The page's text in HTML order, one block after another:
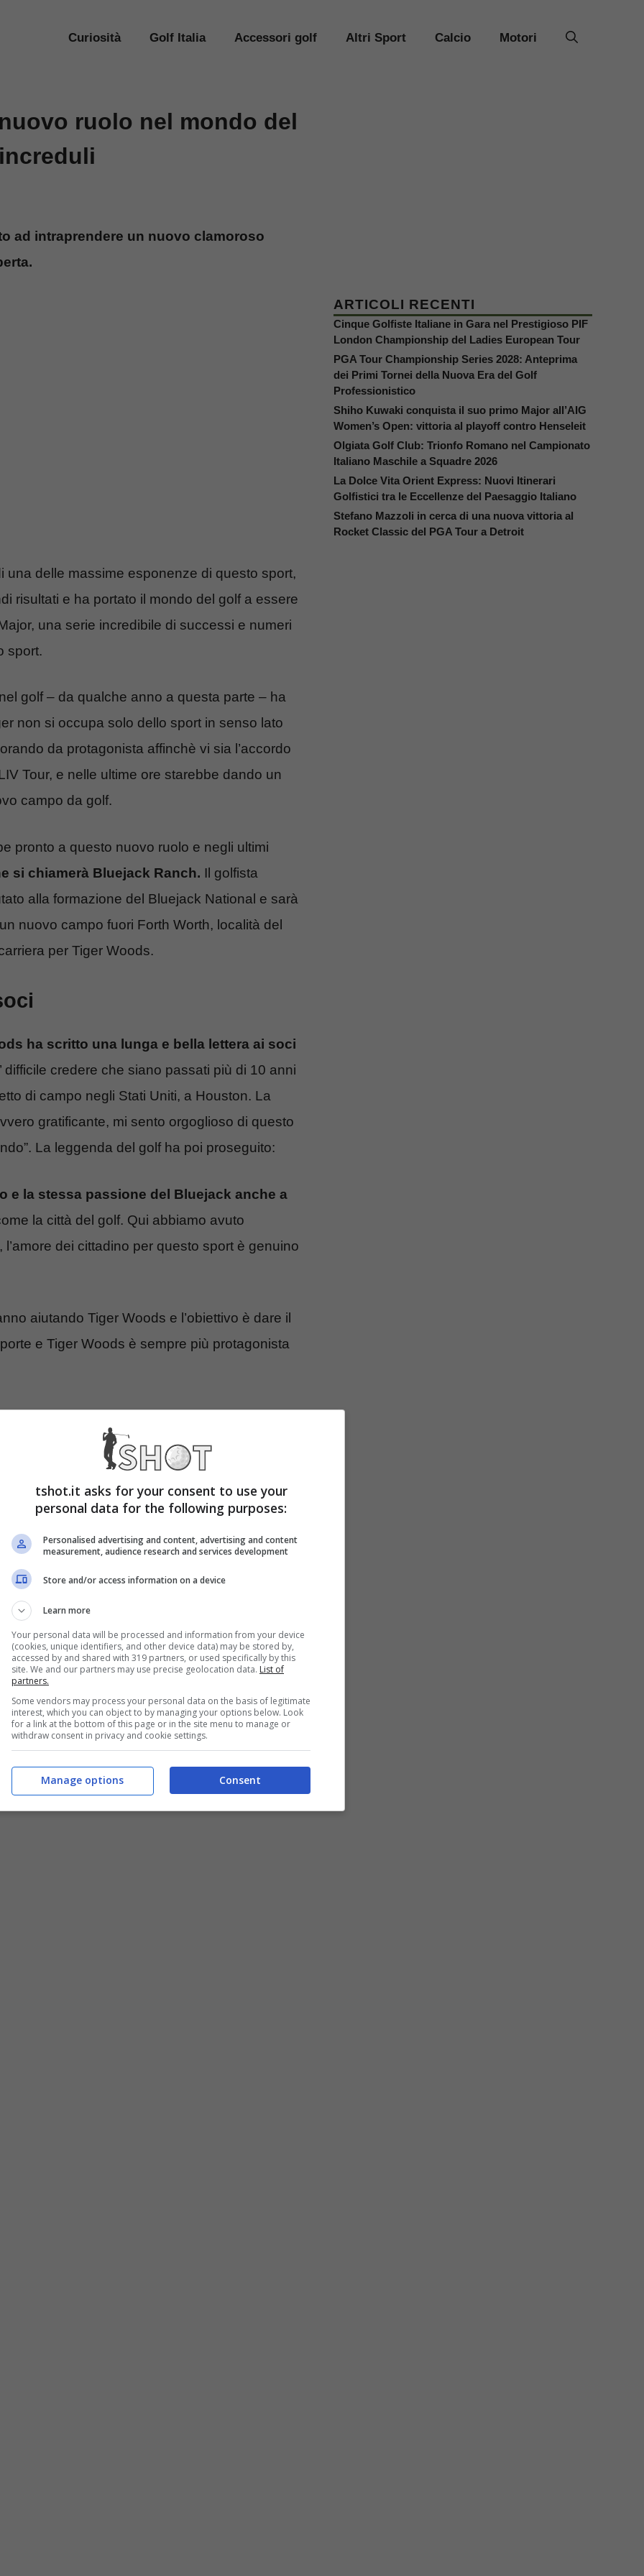
Curiosità Golf Italia Accessori golf Altri Sport Calcio Motori
ruolo nel mondo del
ad intraprendere un nuovo clamoroso
una delle massime esponenze di questo sport,
risultati e ha portato il mondo del golf a essere
una serie incredibile di successi e numeri
sport.
golf – da qualche anno a questa parte – ha
non si occupa solo dello sport in senso lato
da protagonista affinchè vi sia l’accordo
Tour, e nelle ultime ore starebbe dando un
campo da golf.
pronto a questo nuovo ruolo e negli ultimi
si chiamerà Bluejack Ranch. Il golfista
alla formazione del Bluejack National e sarà
nuovo campo fuori Forth Worth, località del
per Tiger Woods.
ha scritto una lunga e bella lettera ai soci
difficile credere che siano passati più di 10 anni
di campo negli Stati Uniti, a Houston. La
gratificante, mi sento orgoglioso di questo
La leggenda del golf ha poi proseguito:
e la stessa passione del Bluejack anche a
la città del golf. Qui abbiamo avuto
dei cittadino per questo sport è genuino
aiutando Tiger Woods e l’obiettivo è dare il
e Tiger Woods è sempre più protagonista
ARTICOLI RECENTI
Cinque Golfiste Italiane in Gara nel Prestigioso PIF
London Championship del Ladies European Tour
PGA Tour Championship Series 2028: Anteprima
dei Primi Tornei della Nuova Era del Golf
Professionistico
Shiho Kuwaki conquista il suo primo Major all’AIG
Women’s Open: vittoria al playoff contro Henseleit
Olgiata Golf Club: Trionfo Romano nel Campionato
Italiano Maschile a Squadre 2026
La Dolce Vita Orient Express: Nuovi Itinerari
Golfistici tra le Eccellenze del Paesaggio Italiano
Stefano Mazzoli in cerca di una nuova vittoria al
Rocket Classic del PGA Tour a Detroit
tshot.it asks for your consent to use your
personal data for the following purposes:
Personalised advertising and content, advertising and content
measurement, audience research and services development
Store and/or access information on a device
Learn more
Your personal data will be processed and information from your device
(cookies, unique identifiers, and other device data) may be stored by,
accessed by and shared with 319 partners, or used specifically by this
site. We and our partners may use precise geolocation data. List of
partners.
Some vendors may process your personal data on the basis of legitimate
interest, which you can object to by managing your options below. Look
for a link at the bottom of this page or in the site menu to manage or
withdraw consent in privacy and cookie settings.
Consent
Manage options